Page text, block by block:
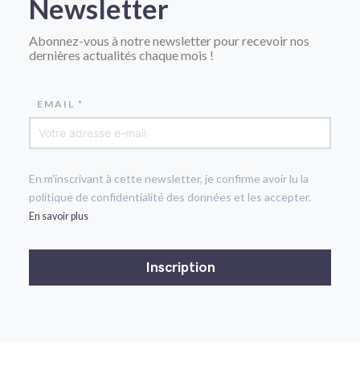
Newsletter
Abonnez-vous à notre newsletter pour recevoir nos
dernières actualités chaque mois !
EMAIL *
En m'inscrivant à cette newsletter, je confirme avoir lu la
politique de confidentialité des données et les accepter.
En savoir plus